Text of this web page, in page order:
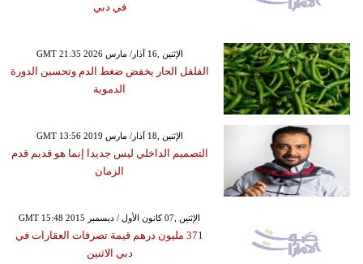
في دبي
GMT 21:35 2026 الإثنين ,16 آذار/ مارس
الفلفل الحار يخفض ضغط الدم وتحسين الدورة
الدموية
GMT 13:56 2019 الإثنين ,18 آذار/ مارس
التصميم الداخلي ليس جديدا إنما هو قديم قدم
الزمان
GMT 15:48 2015 الإثنين ,07 كانون الأول / ديسمبر
371 مليون درهم قيمة تصرفات العقارات في
دبي الاثنين